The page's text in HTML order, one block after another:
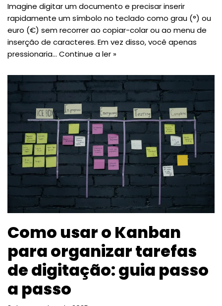
Imagine digitar um documento e precisar inserir
rapidamente um símbolo no teclado como grau (°) ou
euro (€) sem recorrer ao copiar-colar ou ao menu de
inserção de caracteres. Em vez disso, você apenas
pressionaria… Continue a ler »
Como usar o Kanban
para organizar tarefas
de digitação: guia passo
a passo